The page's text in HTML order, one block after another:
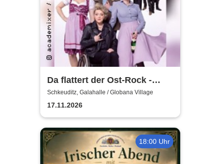
Da flattert der Ost-Rock -
H.Blank, A. Geißler, R.
Köbernick
Schkeuditz, Galahalle / Globana Village
17.11.2026
18:00 Uhr